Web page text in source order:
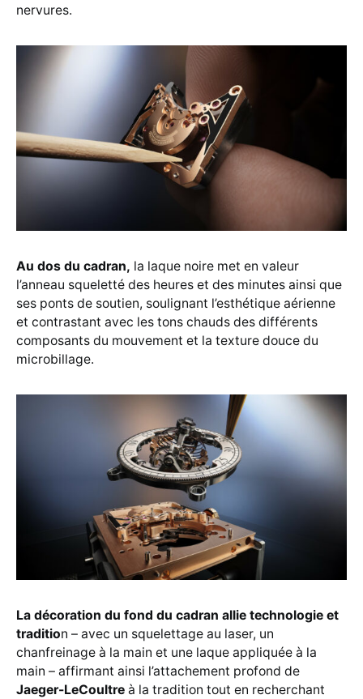
nervures.
Au dos du cadran, la laque noire met en valeur
l’anneau squeletté des heures et des minutes ainsi que
ses ponts de soutien, soulignant l’esthétique aérienne
et contrastant avec les tons chauds des différents
composants du mouvement et la texture douce du
microbillage.
La décoration du fond du cadran allie technologie et
tradition – avec un squelettage au laser, un
chanfreinage à la main et une laque appliquée à la
main – affirmant ainsi l’attachement profond de
Jaeger-LeCoultre à la tradition tout en recherchant